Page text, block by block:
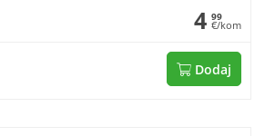
4 99
€/kom
Dodaj